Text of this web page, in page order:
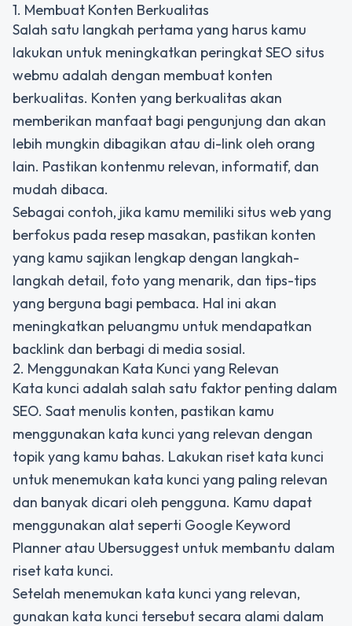
1. Membuat Konten Berkualitas
Salah satu langkah pertama yang harus kamu
lakukan untuk meningkatkan peringkat SEO situs
webmu adalah dengan membuat konten
berkualitas. Konten yang berkualitas akan
memberikan manfaat bagi pengunjung dan akan
lebih mungkin dibagikan atau di-link oleh orang
lain. Pastikan kontenmu relevan, informatif, dan
mudah dibaca.
Sebagai contoh, jika kamu memiliki situs web yang
berfokus pada resep masakan, pastikan konten
yang kamu sajikan lengkap dengan langkah-
langkah detail, foto yang menarik, dan tips-tips
yang berguna bagi pembaca. Hal ini akan
meningkatkan peluangmu untuk mendapatkan
backlink dan berbagi di media sosial.
2. Menggunakan Kata Kunci yang Relevan
Kata kunci adalah salah satu faktor penting dalam
SEO. Saat menulis konten, pastikan kamu
menggunakan kata kunci yang relevan dengan
topik yang kamu bahas. Lakukan riset kata kunci
untuk menemukan kata kunci yang paling relevan
dan banyak dicari oleh pengguna. Kamu dapat
menggunakan alat seperti Google Keyword
Planner atau Ubersuggest untuk membantu dalam
riset kata kunci.
Setelah menemukan kata kunci yang relevan,
gunakan kata kunci tersebut secara alami dalam